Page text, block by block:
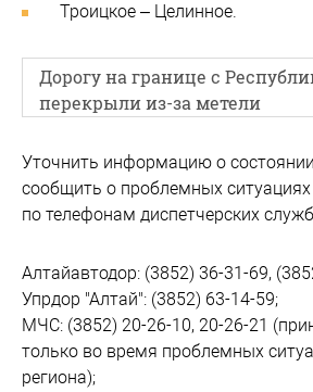
Троицкое – Целинное.
Дорогу на границе с
перекрыли из-за метели
Уточнить информацию о
сообщить о проблемных
по телефонам диспетчерских
Алтайавтодор: (3852) 36-31-69,
Упрдор "Алтай": (3852) 63-14-59;
МЧС: (3852) 20-26-10, 20-26-21
только во время проблемных
региона);